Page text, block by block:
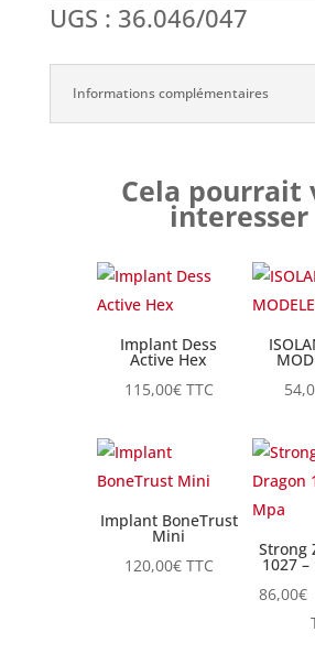
UGS : 36.046/047
Informations complémentaires
Cela pourrait
interesser
Implant Dess
Active Hex
115,00€ TTC
Implant BoneTrust
Mini
120,00€ TTC
Strong
1027
86,00€